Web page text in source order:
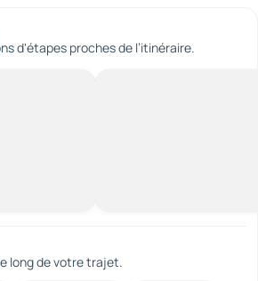
d'étapes proches de l’itinéraire.
long de votre trajet.